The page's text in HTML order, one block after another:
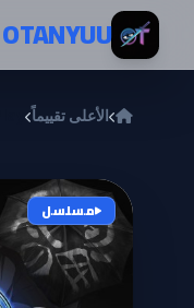
تخطي إلى المحتوىOTANYUU
الأعلى تقييماً
مسلسل